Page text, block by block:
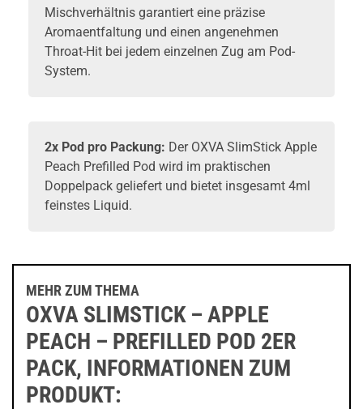
Mischverhältnis garantiert eine präzise
Aromaentfaltung und einen angenehmen
Throat-Hit bei jedem einzelnen Zug am Pod-
System.
2x Pod pro Packung: Der OXVA SlimStick Apple
Peach Prefilled Pod wird im praktischen
Doppelpack geliefert und bietet insgesamt 4ml
feinstes Liquid.
MEHR ZUM THEMA
OXVA SLIMSTICK – APPLE
PEACH – PREFILLED POD 2ER
PACK, INFORMATIONEN ZUM
PRODUKT: